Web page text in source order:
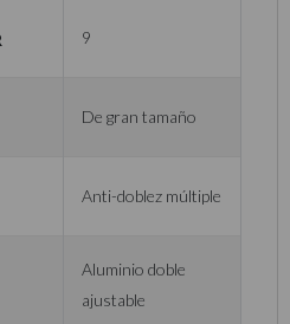
9
De gran tamaño
Anti-doblez múltiple
Aluminio doble
ajustable